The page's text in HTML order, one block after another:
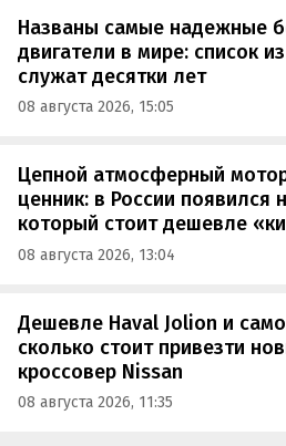
Названы самые надежные
двигатели в мире: список
служат десятки лет
08 августа 2026, 15:05
Цепной атмосферный
ценник: в России появился
который стоит дешевле
08 августа 2026, 13:04
Дешевле Haval Jolion и
сколько стоит привезти
кроссовер Nissan
08 августа 2026, 11:35